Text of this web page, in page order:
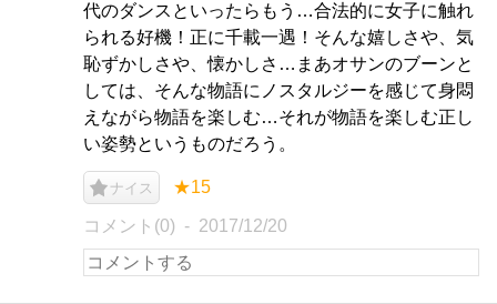
代のダンスといったらもう…合法的に女子に触れ
られる好機！正に千載一遇！そんな嬉しさや、気
恥ずかしさや、懐かしさ…まあオサンのブーンと
しては、そんな物語にノスタルジーを感じて身悶
えながら物語を楽しむ…それが物語を楽しむ正し
い姿勢というものだろう。
ナイス ★15
コメント(0) 2017/12/20